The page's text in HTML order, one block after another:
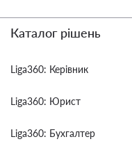
Каталог рішень
Liga360: Керівник
Liga360: Юрист
Liga360: Бухгалтер